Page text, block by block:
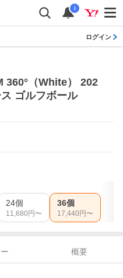
i
ログイン
360°（White） 202
ゴルフボール
24個
11,680 円〜
36個
17,440 円〜
概要